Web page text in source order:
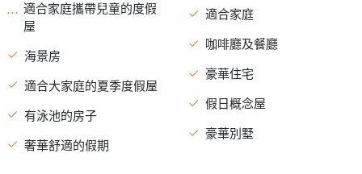
適合家庭攜帶兒童的度假
屋
海景房
適合大家庭的夏季度假屋
有泳池的房子
奢華舒適的假期
適合家庭
咖啡廳及餐廳
豪華住宅
假日概念屋
豪華別墅